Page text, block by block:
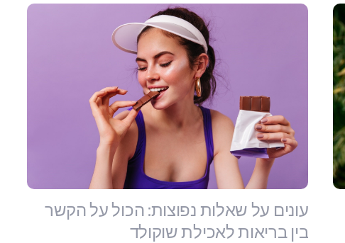
עונים על שאלות נפוצות: הכול על הקשר
בין בריאות לאכילת שוקולד